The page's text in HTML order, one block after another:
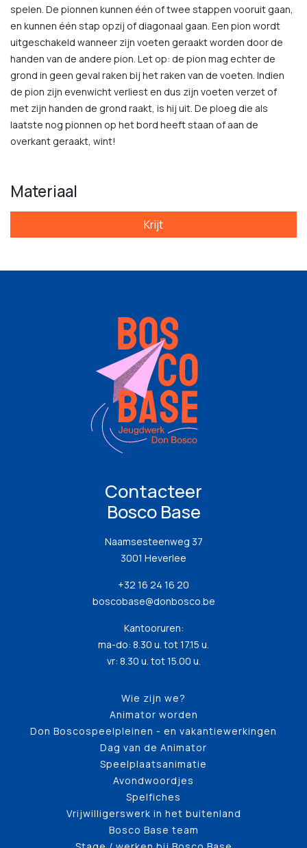
spelen. De pionnen kunnen één of twee stappen vooruit gaan,
en kunnen één stap opzij of diagonaal gaan. Een pion wordt
uitgeschakeld wanneer zijn voeten geraakt worden door de
handen van de andere pion. Let op: de pion mag echter de
grond in geen geval raken bij het raken van de voeten. Indien
de pion zijn evenwicht verliest en dus zijn voeten verzet of
met zijn handen de grond raakt, is hij uit. De ploeg die als
laatste nog pionnen op het bord heeft staan of aan de
overkant geraakt, wint!
Materiaal
Krijt
Contacteer
Bosco Base
Naamsesteenweg 37
3001 Heverlee
+32 16 24 16 20
boscobase@donbosco.be
Kantooruren:
ma-do: 8.30 u. tot 17.15 u.
vr: 8.30 u. tot 15.00 u.
Wie zijn we?
Animator worden
Don Boscospeelpleinen - en vakantiewerkingen
Dag van de Animator
Speelplaatsanimatie
Avondwoordjes
Spelfiches
Vrijwilligerswerk in het buitenland
Bosco Base team